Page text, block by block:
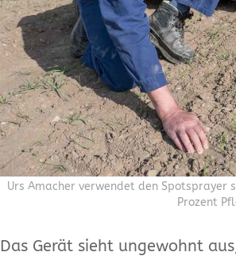
Urs Amacher verwendet den Spotsprayer
Prozent
Das Gerät sieht ungewohnt